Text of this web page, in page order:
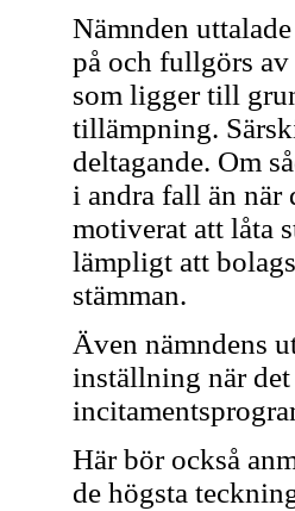
Nämnden
på och fullgörs av
som ligger till
tillämpning.
deltagande. Om
i andra fall än när
motiverat att låta
lämpligt att
stämman.
Även nämndens
inställning när
Här bör också
de högsta